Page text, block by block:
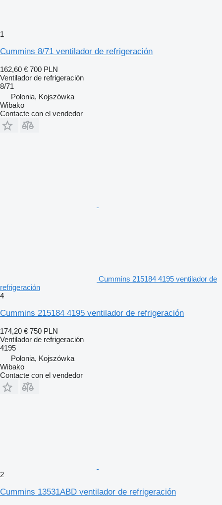
1
Cummins 8/71 ventilador de refrigeración
162,60 € 700 PLN
Ventilador de refrigeración
8/71
Polonia, Kojszówka
Wibako
Contacte con el vendedor
Cummins 215184 4195 ventilador de
refrigeración
4
Cummins 215184 4195 ventilador de refrigeración
174,20 € 750 PLN
Ventilador de refrigeración
4195
Polonia, Kojszówka
Wibako
Contacte con el vendedor
2
Cummins 13531ABD ventilador de refrigeración